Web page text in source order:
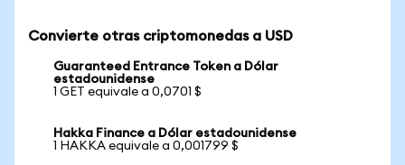
Convierte otras criptomonedas a USD
Guaranteed Entrance Token a Dólar
estadounidense
1 GET equivale a 0,0701 $
Hakka Finance a Dólar estadounidense
1 HAKKA equivale a 0,001799 $